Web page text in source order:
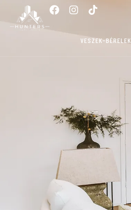
VESZEK-BÉRELEK